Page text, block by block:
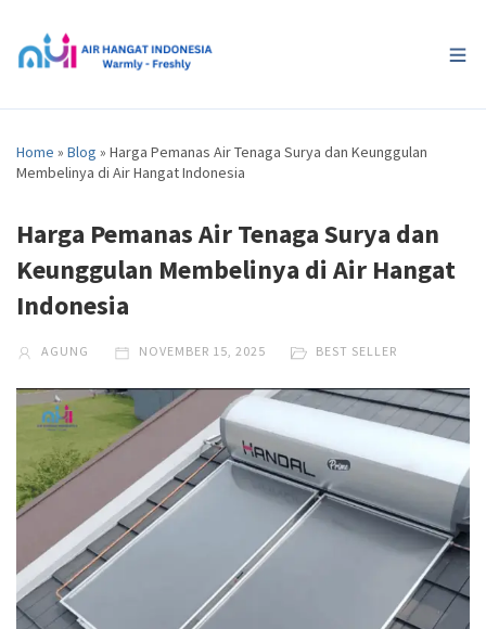
Home » Blog » Harga Pemanas Air Tenaga Surya dan Keunggulan
Membelinya di Air Hangat Indonesia
Harga Pemanas Air Tenaga Surya dan
Keunggulan Membelinya di Air Hangat
Indonesia
AGUNG NOVEMBER 15, 2025 BEST SELLER